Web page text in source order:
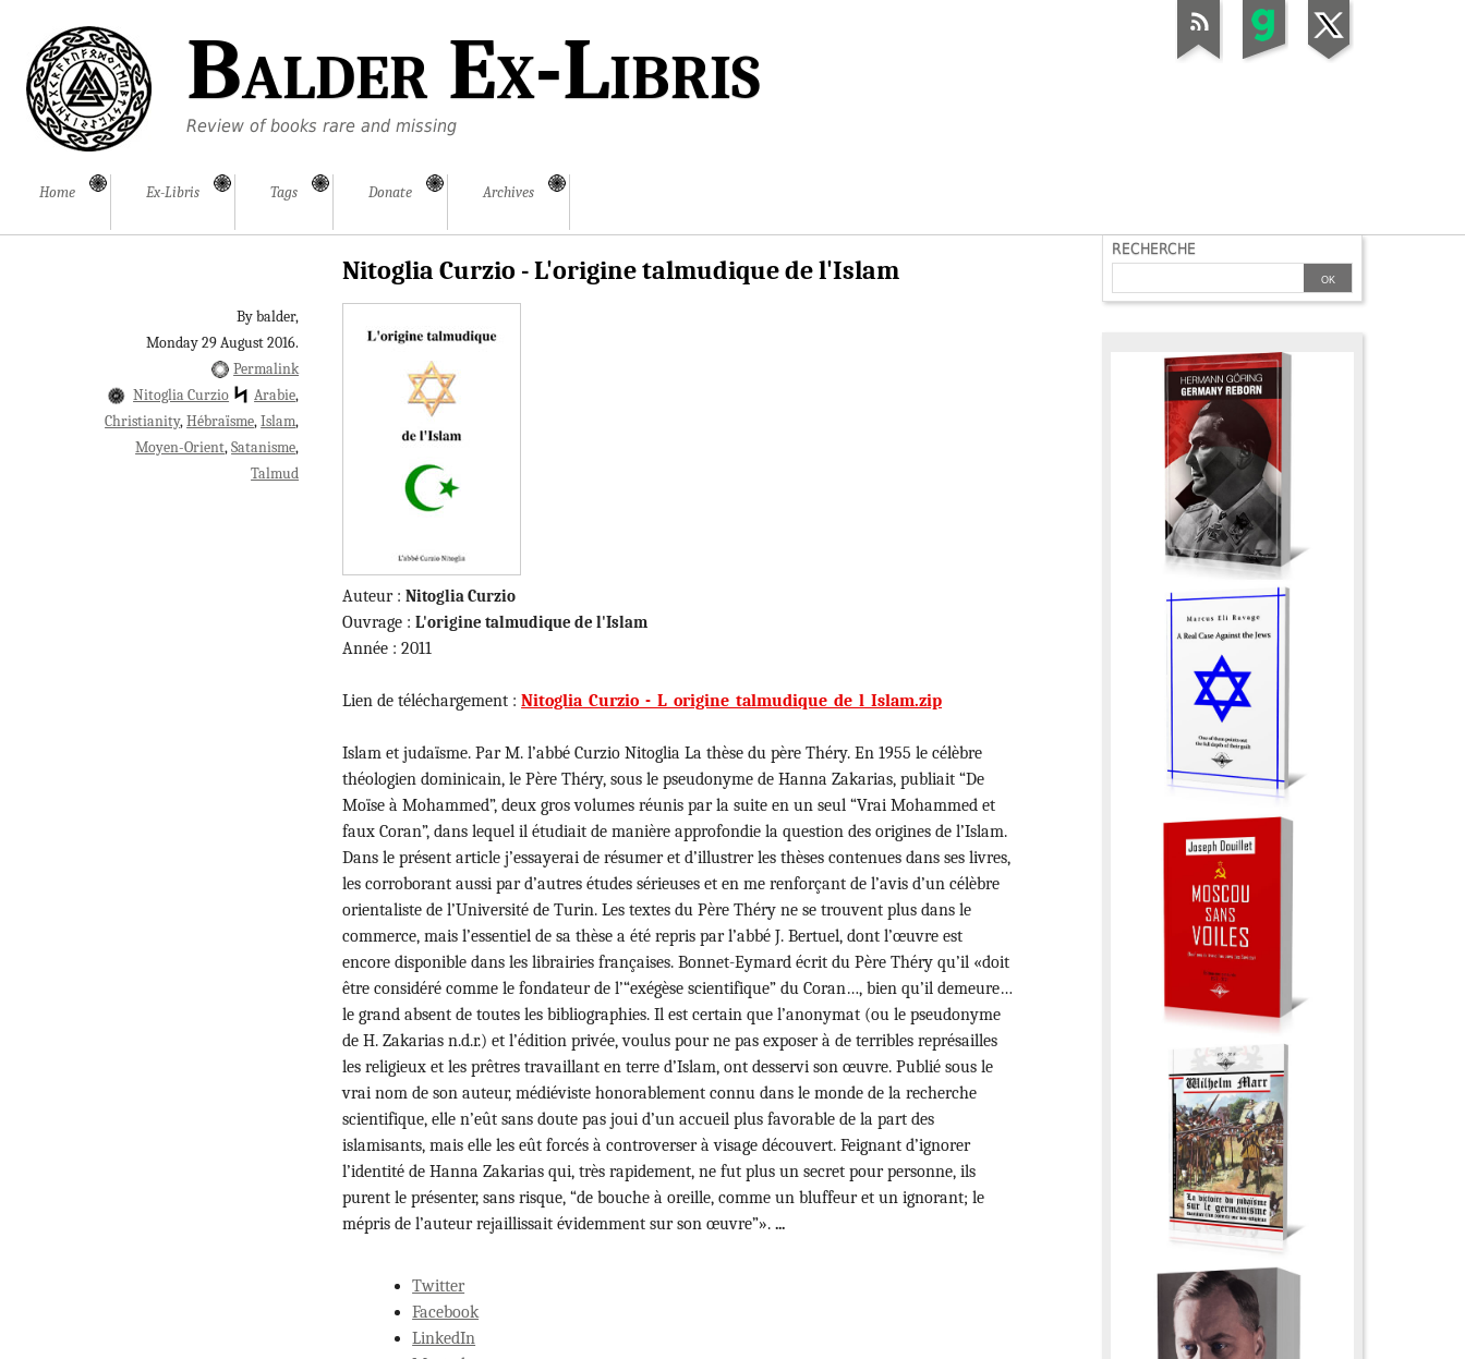
Balder Ex-Libris
Review of books rare and missing
Home Ex-Libris Tags Donate Archives
Nitoglia Curzio - L'origine talmudique de l'Islam
By balder,
Monday 29 August 2016.
Permalink
Nitoglia Curzio
Arabie
Christianity Hébraïsme Islam
Moyen-Orient Satanisme
Talmud
Auteur :Nitoglia Curzio
Ouvrage :L'origine talmudique de l'Islam
Année : 2011
Lien de téléchargement :Nitoglia_Curzio_-_L_origine_talmudique_de_l_Islam.zip
Islam et judaïsme. Par M. l’abbé Curzio Nitoglia La thèse du père Théry. En 1955 le célèbre
théologien dominicain, le Père Théry, sous le pseudonyme de Hanna Zakarias, publiait “De
Moïse à Mohammed”, deux gros volumes réunis par la suite en un seul “Vrai Mohammed et
faux Coran”, dans lequel il étudiait de manière approfondie la question des origines de l’Islam.
Dans le présent article j’essayerai de résumer et d’illustrer les thèses contenues dans ses livres,
les corroborant aussi par d’autres études sérieuses et en me renforçant de l’avis d’un célèbre
orientaliste de l’Université de Turin. Les textes du Père Théry ne se trouvent plus dans le
commerce, mais l’essentiel de sa thèse a été repris par l’abbé J. Bertuel, dont l’œuvre est
encore disponible dans les librairies françaises. Bonnet-Eymard écrit du Père Théry qu’il «doit
être considéré comme le fondateur de l’“exégèse scientifique” du Coran…, bien qu’il demeure…
le grand absent de toutes les bibliographies. Il est certain que l’anonymat (ou le pseudonyme
de H. Zakarias n.d.r.) et l’édition privée, voulus pour ne pas exposer à de terribles représailles
les religieux et les prêtres travaillant en terre d’Islam, ont desservi son œuvre. Publié sous le
vrai nom de son auteur, médiéviste honorablement connu dans le monde de la recherche
scientifique, elle n’eût sans doute pas joui d’un accueil plus favorable de la part des
islamisants, mais elle les eût forcés à controverser à visage découvert. Feignant d’ignorer
l’identité de Hanna Zakarias qui, très rapidement, ne fut plus un secret pour personne, ils
purent le présenter, sans risque, “de bouche à oreille, comme un bluffeur et un ignorant; le
mépris de l’auteur rejaillissait évidemment sur son œuvre”»....
Twitter
Facebook
LinkedIn
RECHERCHE